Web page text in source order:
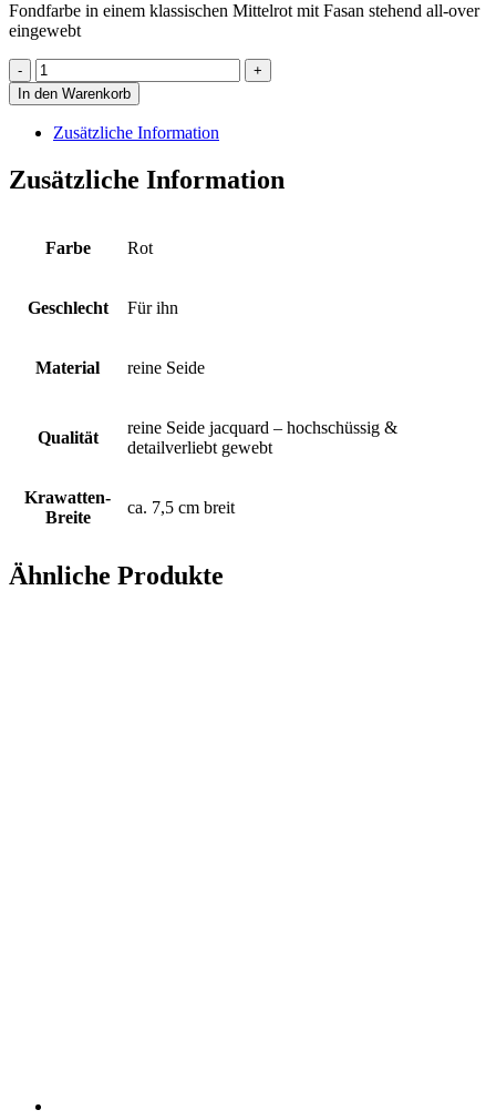
Fondfarbe in einem klassischen Mittelrot mit Fasan stehend all-over
eingewebt
Krawatte
mit
Fasan
stehend
all-
over
eingewebt
Fond
In den Warenkorb
Zusätzliche Information
Zusätzliche Information
Farbe Rot
Geschlecht Für ihn
Material reine Seide
Qualität
reine Seide jacquard – hochschüssig &
detailverliebt gewebt
Krawatten-
Breite
ca. 7,5 cm breit
Ähnliche Produkte